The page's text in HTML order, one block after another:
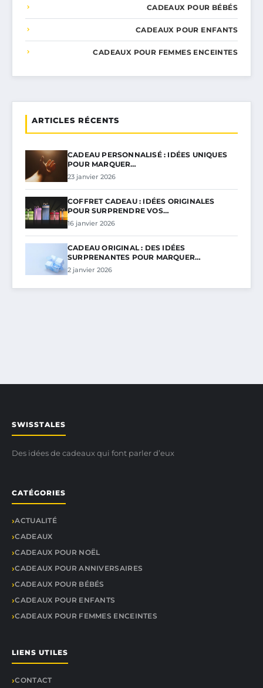
CADEAUX POUR BÉBÉS
CADEAUX POUR ENFANTS
CADEAUX POUR FEMMES ENCEINTES
ARTICLES RÉCENTS
CADEAU PERSONNALISÉ : IDÉES UNIQUES
POUR MARQUER…
23 janvier 2026
COFFRET CADEAU : IDÉES ORIGINALES
POUR SURPRENDRE VOS…
16 janvier 2026
CADEAU ORIGINAL : DES IDÉES
SURPRENANTES POUR MARQUER…
2 janvier 2026
SWISSTALES
Des idées de cadeaux qui font parler d’eux
CATÉGORIES
ACTUALITÉ
CADEAUX
CADEAUX POUR NOËL
CADEAUX POUR ANNIVERSAIRES
CADEAUX POUR BÉBÉS
CADEAUX POUR ENFANTS
CADEAUX POUR FEMMES ENCEINTES
LIENS UTILES
CONTACT